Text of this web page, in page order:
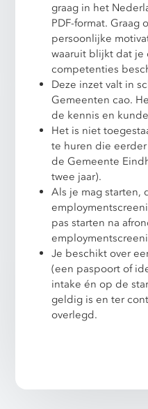
graag in het
PDF-format. Graag
persoonlijke
waaruit blijkt dat je
competenties
Deze inzet valt in
Gemeenten cao.
de kennis en
Het is niet
te huren die
de Gemeente
twee jaar).
Als je mag starten,
pas starten na
Je beschikt over
(een paspoort of
intake én op de
geldig is en ter
overlegd.